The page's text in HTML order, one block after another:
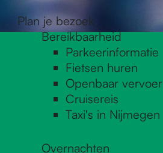
Plan je bezoek
Bereikbaarheid
Parkeerinformatie
Fietsen huren
Openbaar vervoer
Cruisereis
Taxi's in Nijmegen
Overnachten